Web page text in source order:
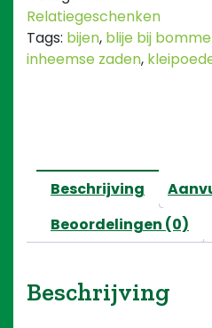
bommen
aantal
Relatiegeschenken
Tags: bijen, blije bij
inheemse zaden,
Beschrijving
Beoordelingen (0)
Beschrijving